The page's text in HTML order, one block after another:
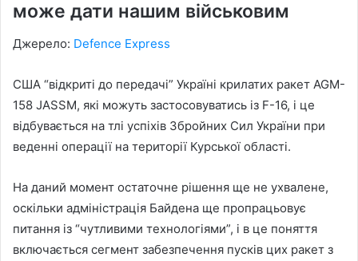
може дати нашим військовим
Джерело: Defence Express
США “відкриті до передачі” Україні крилатих ракет AGM-
158 JASSM, які можуть застосовуватись із F-16, і це
відбувається на тлі успіхів Збройних Сил України при
веденні операції на території Курської області.
На даний момент остаточне рішення ще не ухвалене,
оскільки адміністрація Байдена ще пропрацьовує
питання із “чутливими технологіями”, і в це поняття
включається сегмент забезпечення пусків цих ракет з